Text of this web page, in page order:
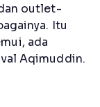
outlet-
Itu
ada
Aqimuddin.